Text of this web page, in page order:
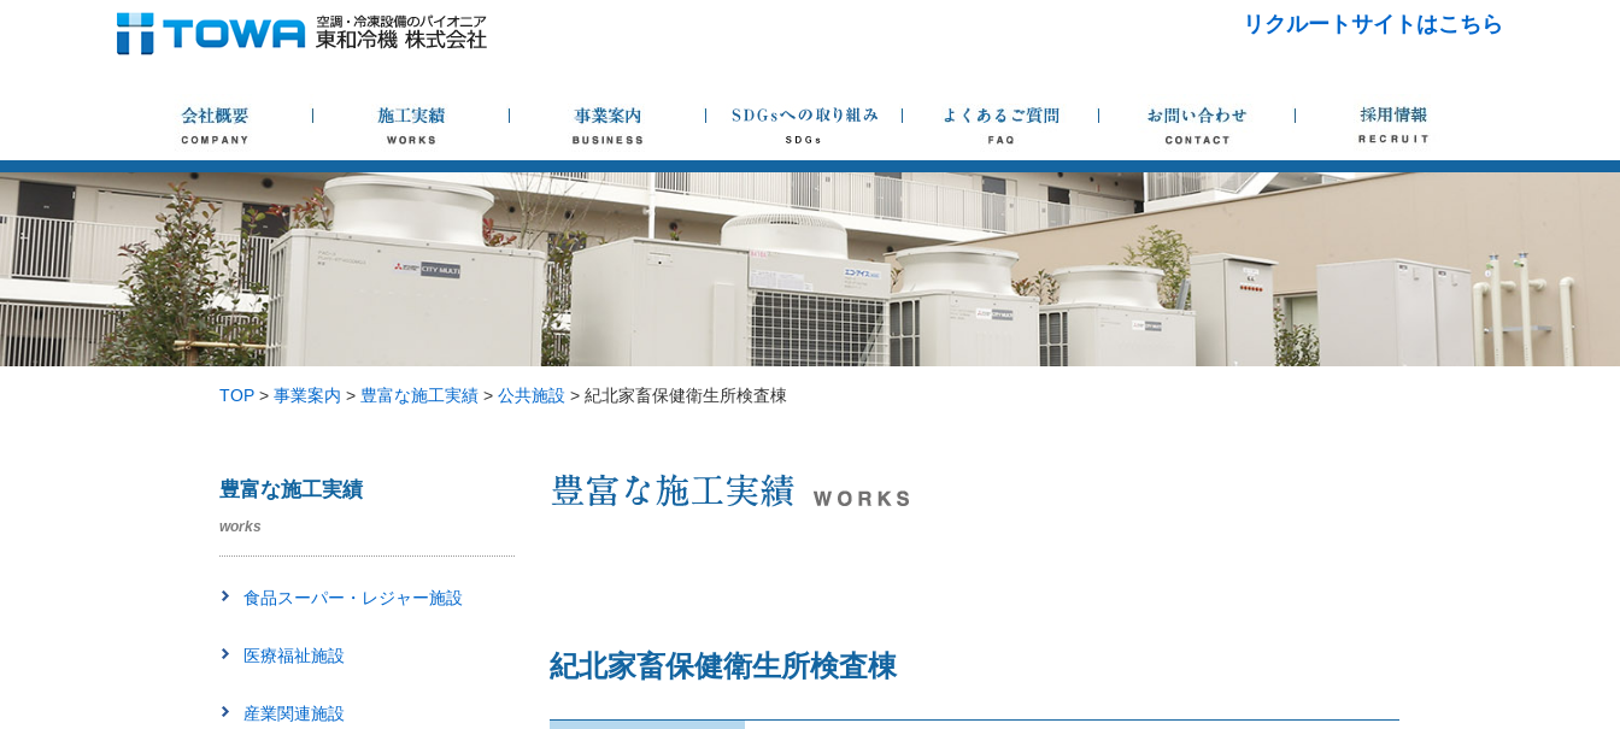
リクルートサイトはこちら
TOP > 事業案内 > 豊富な施工実績 > 公共施設 > 紀北家畜保健衛生所検査棟
紀北家畜保健衛生所検査棟
豊富な施工実績
works
食品スーパー・レジャー施設
医療福祉施設
産業関連施設